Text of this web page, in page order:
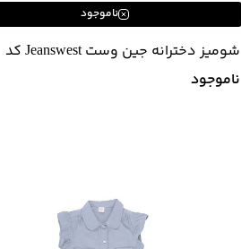
ناموجود
شومیز دخترانه جین وست Jeanswest کد
02633501
ناموجود